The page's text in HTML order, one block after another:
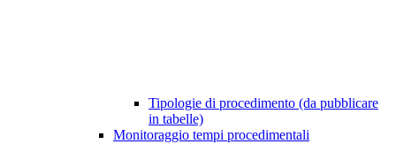
Tipologie di procedimento (da pubblicare
in tabelle)
Monitoraggio tempi procedimentali